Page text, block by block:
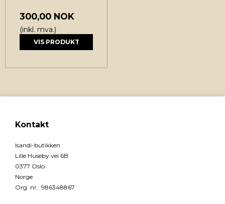
300,00 NOK
(inkl. mva.)
VIS PRODUKT
Kontakt
Isandi-butikken
Lille Huseby vei 6B
0377 Oslo
Norge
Org. nr.: 986348867